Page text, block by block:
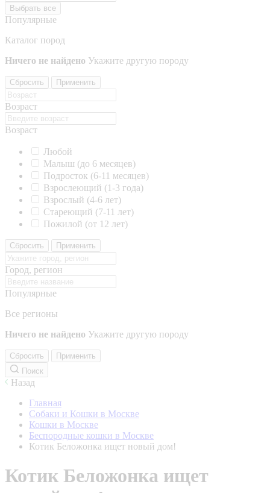
Выбрать все
Популярные
Каталог пород
Ничего не найдено Укажите другую породу
Сбросить Применить
Возраст
Возраст
Любой
Малыш (до 6 месяцев)
Подросток (6-11 месяцев)
Взрослеющий (1-3 года)
Взрослый (4-6 лет)
Стареющий (7-11 лет)
Пожилой (от 12 лет)
Сбросить Применить
Город, регион
Популярные
Все регионы
Ничего не найдено Укажите другую породу
Сбросить
Применить
Поиск
Назад
Главная
Собаки и Кошки в Москве
Кошки в Москве
Беспородные кошки в Москве
Котик Беложонка ищет новый дом!
Котик Беложонка ищет